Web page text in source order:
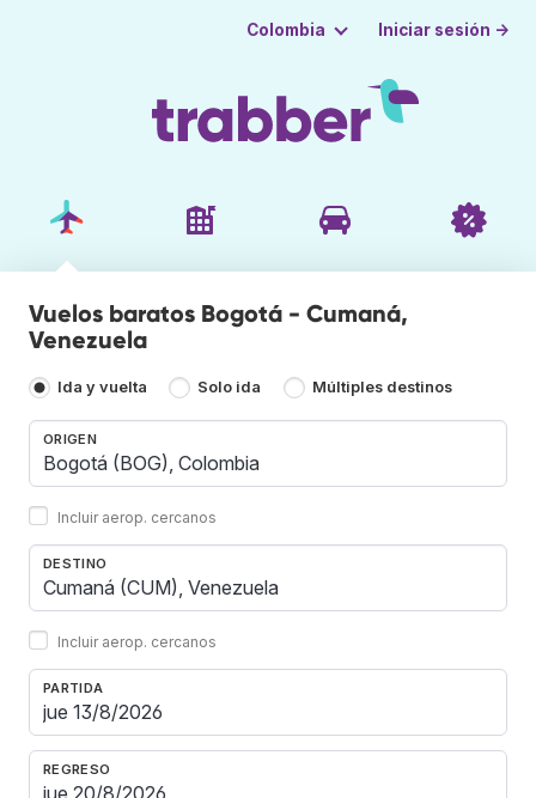
Colombia Iniciar sesión →
Vuelos baratos Bogotá - Cumaná,
Venezuela
Ida y vuelta Solo ida Múltiples destinos
ORIGEN
Incluir aerop. cercanos
DESTINO
Incluir aerop. cercanos
PARTIDA
REGRESO